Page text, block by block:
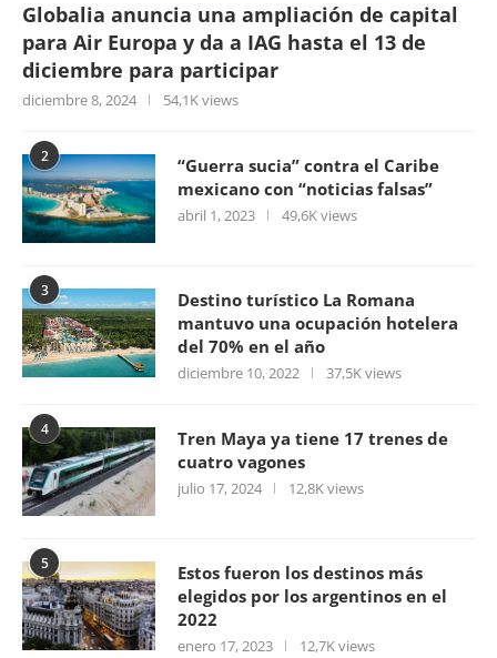
Globalia anuncia una ampliación de capital
para Air Europa y da a IAG hasta el 13 de
diciembre para participar
diciembre 8, 2024 54,1K views
2
“Guerra sucia” contra el Caribe
mexicano con “noticias falsas”
abril 1, 2023 49,6K views
3
Destino turístico La Romana
mantuvo una ocupación hotelera
del 70% en el año
diciembre 10, 2022 37,5K views
4
Tren Maya ya tiene 17 trenes de
cuatro vagones
julio 17, 2024 12,8K views
5
Estos fueron los destinos más
elegidos por los argentinos en el
2022
enero 17, 2023 12,7K views